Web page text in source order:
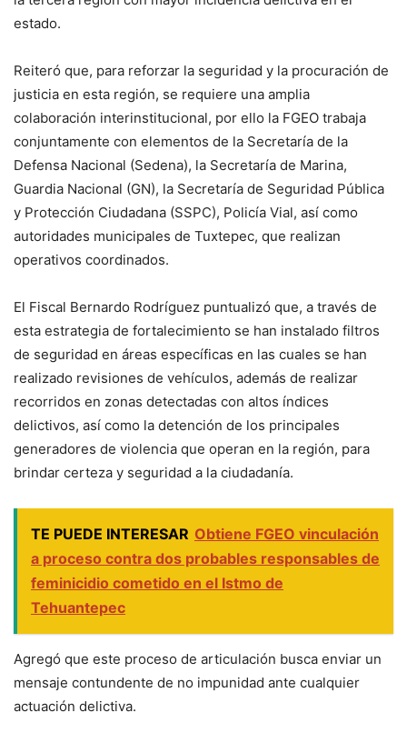
estado.
Reiteró que, para reforzar la seguridad y la procuración de
justicia en esta región, se requiere una amplia
colaboración interinstitucional, por ello la FGEO trabaja
conjuntamente con elementos de la Secretaría de la
Defensa Nacional (Sedena), la Secretaría de Marina,
Guardia Nacional (GN), la Secretaría de Seguridad Pública
y Protección Ciudadana (SSPC), Policía Vial, así como
autoridades municipales de Tuxtepec, que realizan
operativos coordinados.
El Fiscal Bernardo Rodríguez puntualizó que, a través de
esta estrategia de fortalecimiento se han instalado filtros
de seguridad en áreas específicas en las cuales se han
realizado revisiones de vehículos, además de realizar
recorridos en zonas detectadas con altos índices
delictivos, así como la detención de los principales
generadores de violencia que operan en la región, para
brindar certeza y seguridad a la ciudadanía.
TE PUEDE INTERESAR Obtiene FGEO vinculación
a proceso contra dos probables responsables de
feminicidio cometido en el Istmo de
Tehuantepec
Agregó que este proceso de articulación busca enviar un
mensaje contundente de no impunidad ante cualquier
actuación delictiva.